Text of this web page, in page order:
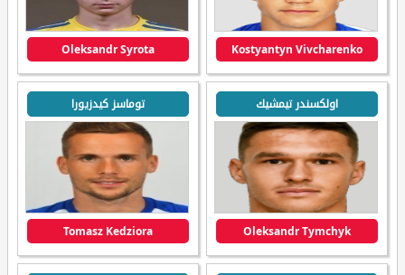
Kostyantyn Vivcharenko
Oleksandr Syrota
اولكسندر تيمشيك
Oleksandr Tymchyk
توماسز كيدزيورا
Tomasz Kedziora